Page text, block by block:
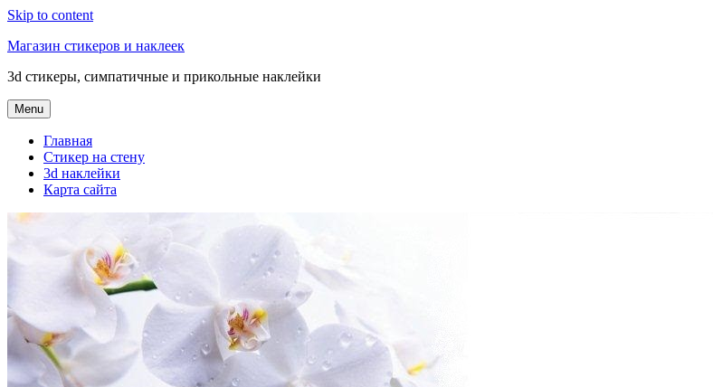
Skip to content
Магазин стикеров и наклеек
3d стикеры, симпатичные и прикольные наклейки
Menu
Главная
Стикер на стену
3d наклейки
Карта сайта